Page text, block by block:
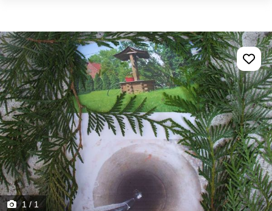
1 / 1